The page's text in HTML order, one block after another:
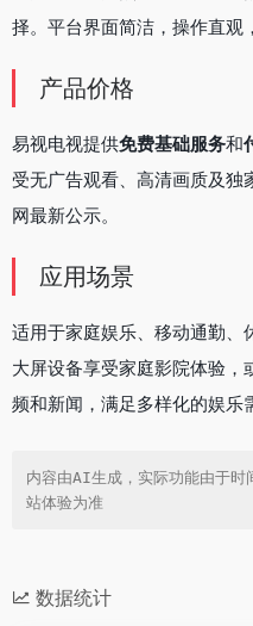
择。平台界面简洁，操作直观
产品价格
易视电视提供免费基础服务和
受无广告观看、高清画质及独
网最新公示。
应用场景
适用于家庭娱乐、移动通勤、
大屏设备享受家庭影院体验
频和新闻，满足多样化的娱乐
内容由AI生成，实际功能由于时
站体验为准
数据统计